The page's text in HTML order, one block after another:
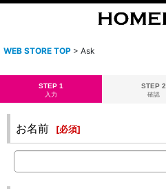
WEB STORE TOP > Ask
STEP 1
入力
STEP 2
確認
お名前 [必須]